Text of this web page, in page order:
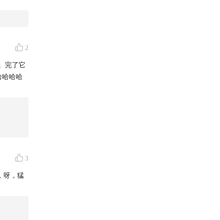
2
完了它
哈哈
3
呀，猛